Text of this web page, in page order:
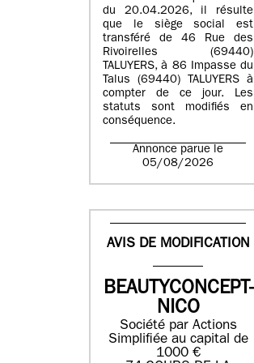
du 20.04.2026, il résulte
que le siège social est
transféré de 46 Rue des
Rivoirelles (69440)
TALUYERS, à 86 Impasse du
Talus (69440) TALUYERS à
compter de ce jour. Les
statuts sont modifiés en
conséquence.
Annonce parue le
05/08/2026
AVIS DE MODIFICATION
BEAUTYCONCEPT-
NICO
Société par Actions
Simplifiée au capital de
1000 €